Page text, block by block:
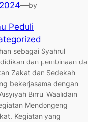
—by
Peduli
sebagai Syahrul
dan pembinaan
Zakat dan Sedekah
bekerjasama dengan
Birrul Waalidain
Mendongeng
Kegiatan yang